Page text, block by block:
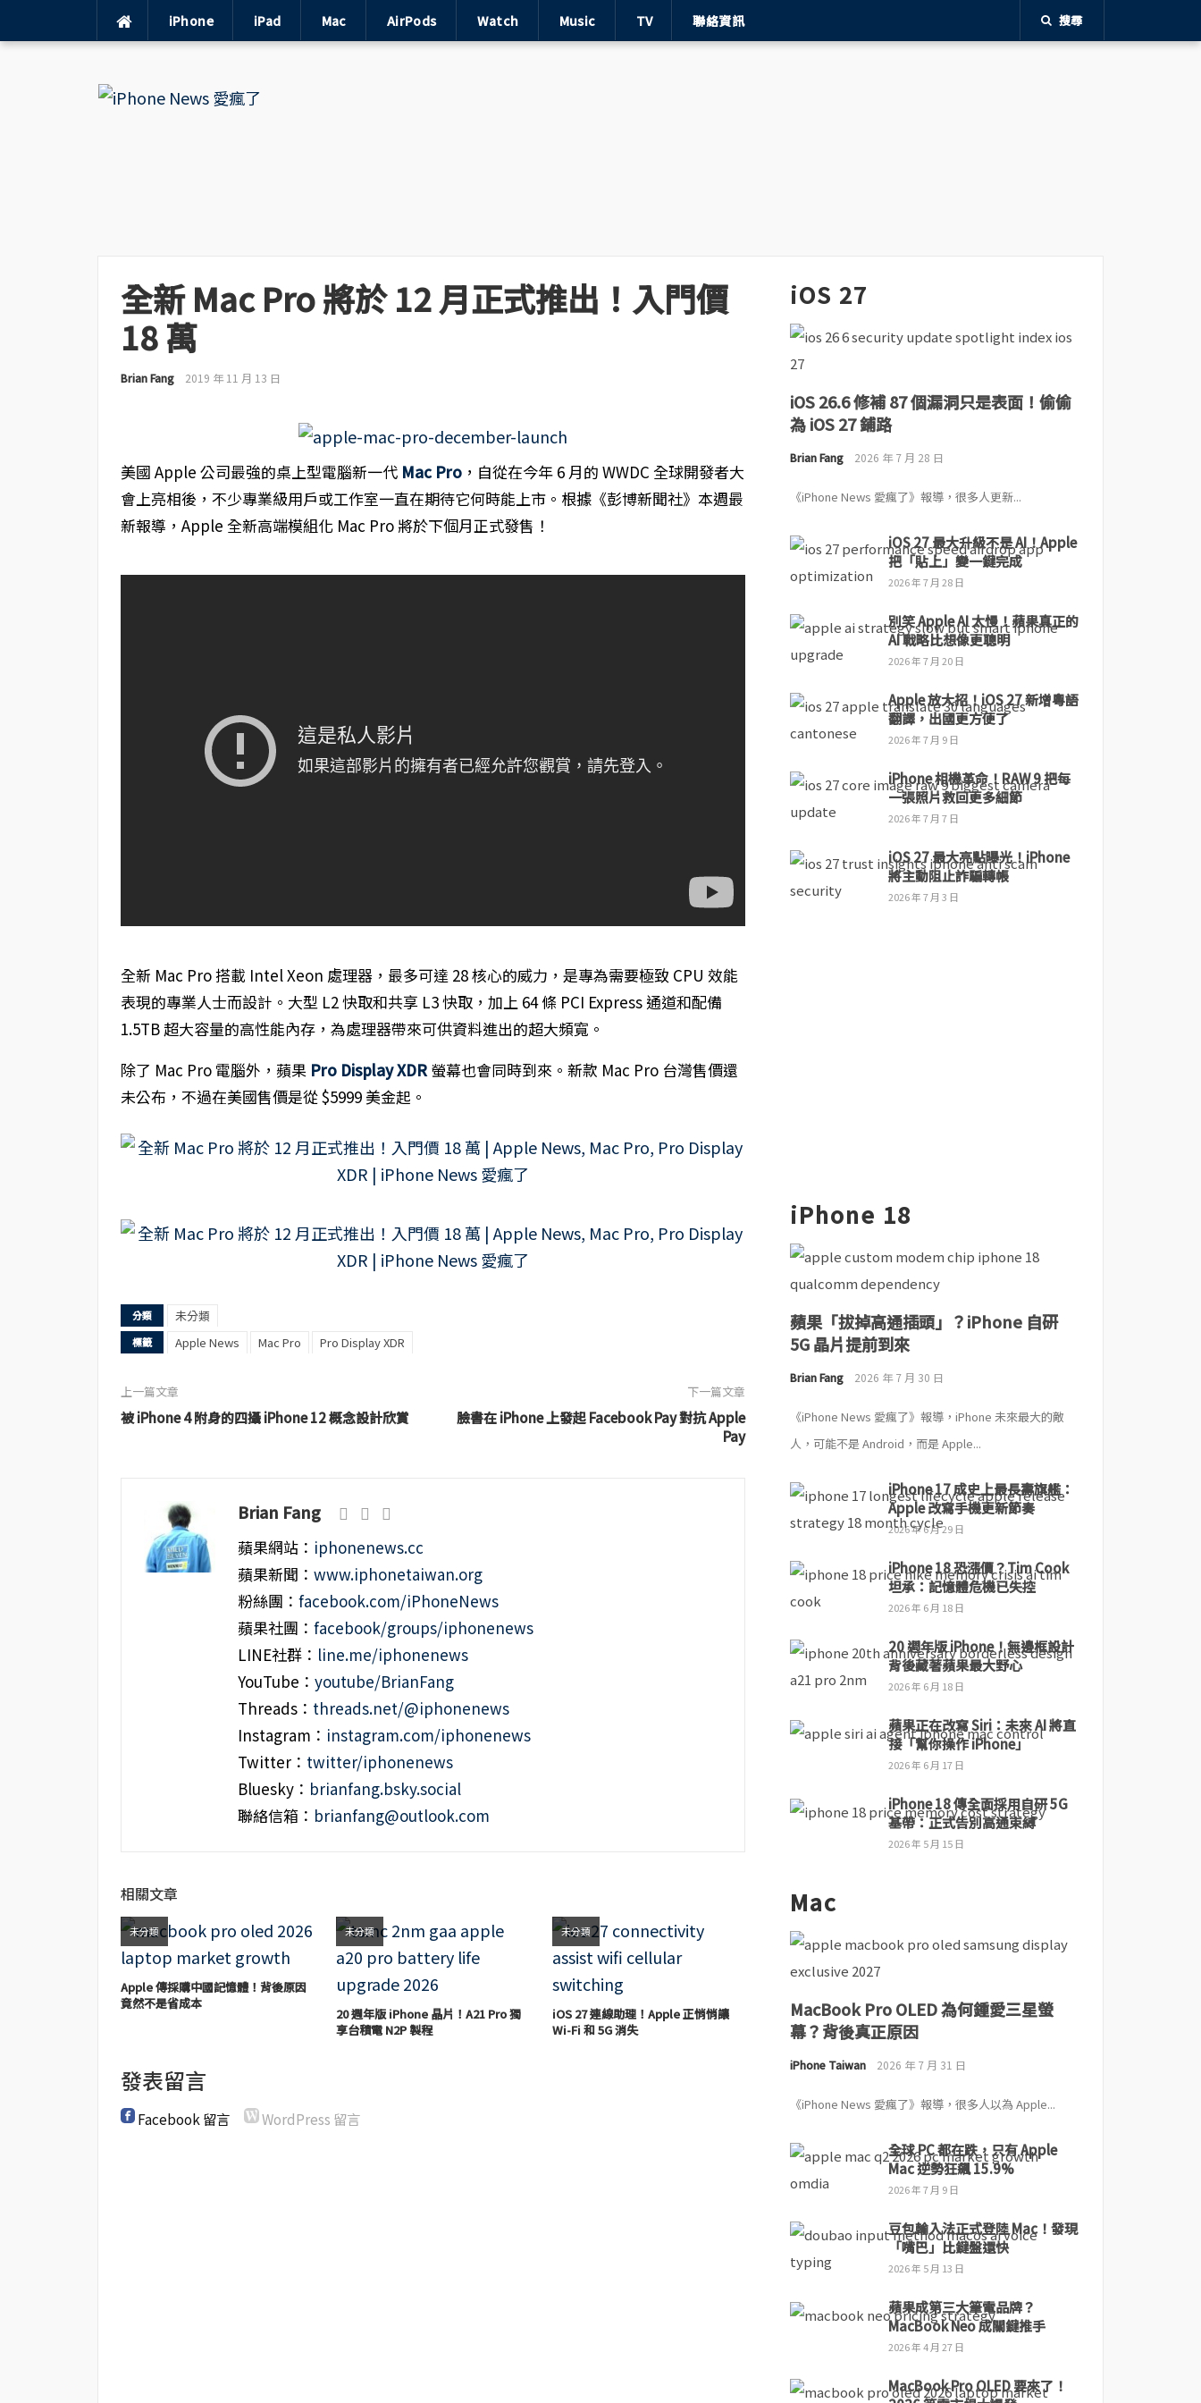
iPhone iPad Mac AirPods Watch Music TV 聯絡資訊 搜尋
全新 Mac Pro 將於 12 月正式推出！入門價
18 萬
Brian Fang 2019 年 11 月 13 日
美國 Apple 公司最強的桌上型電腦新一代 Mac Pro，自從在今年 6 月的 WWDC 全球開發者大
會上亮相後，不少專業級用戶或工作室一直在期待它何時能上市。根據《彭博新聞社》本週最
新報導，Apple 全新高端模組化 Mac Pro 將於下個月正式發售！
全新 Mac Pro 搭載 Intel Xeon 處理器，最多可達 28 核心的威力，是專為需要極致 CPU 效能
表現的專業人士而設計。大型 L2 快取和共享 L3 快取，加上 64 條 PCI Express 通道和配備
1.5TB 超大容量的高性能內存，為處理器帶來可供資料進出的超大頻寬。
除了 Mac Pro 電腦外，蘋果 Pro Display XDR螢幕也會同時到來。新款 Mac Pro 台灣售價還
未公布，不過在美國售價是從 $5999 美金起。
分類 未分類
標籤 Apple News Mac Pro Pro Display XDR
上一篇文章
被 iPhone 4 附身的四攝 iPhone 12 概念設計欣賞
下一篇文章
臉書在 iPhone 上發起 Facebook Pay 對抗 Apple
Pay
Brian Fang
蘋果網站： iphonenews.cc
蘋果新聞： www.iphonetaiwan.org
粉絲團： facebook.com/iPhoneNews
蘋果社團： facebook/groups/iphonenews
LINE社群： line.me/iphonenews
YouTube： youtube/BrianFang
Threads： threads.net/@iphonenews
Instagram： instagram.com/iphonenews
Twitter： twitter/iphonenews
Bluesky： brianfang.bsky.social
聯絡信箱： brianfang@outlook.com
相關文章
未分類
Apple 傳採購中國記憶體！背後原因
竟然不是省成本
未分類
20 週年版 iPhone 晶片！A21 Pro 獨
享台積電 N2P 製程
未分類
iOS 27 連線助理！Apple 正悄悄讓
Wi-Fi 和 5G 消失
發表留言
Facebook 留言 WordPress 留言
iOS 27
iOS 26.6 修補 87 個漏洞只是表面！偷偷
為 iOS 27 鋪路
Brian Fang 2026 年 7 月 28 日
《iPhone News 愛瘋了》報導，很多人更新...
iOS 27 最大升級不是 AI！Apple
把「貼上」變一鍵完成
2026 年 7 月 28 日
別笑 Apple AI 太慢！蘋果真正的
AI 戰略比想像更聰明
2026 年 7 月 20 日
Apple 放大招！iOS 27 新增粵語
翻譯，出國更方便了
2026 年 7 月 9 日
iPhone 相機革命！RAW 9 把每
一張照片救回更多細節
2026 年 7 月 7 日
iOS 27 最大亮點曝光！iPhone
將主動阻止詐騙轉帳
2026 年 7 月 3 日
iPhone 18
蘋果「拔掉高通插頭」？iPhone 自研
5G 晶片提前到來
Brian Fang 2026 年 7 月 30 日
《iPhone News 愛瘋了》報導，iPhone 未來最大的敵
人，可能不是 Android，而是 Apple...
iPhone 17 成史上最長壽旗艦：
Apple 改寫手機更新節奏
2026 年 6 月 29 日
iPhone 18 恐漲價？Tim Cook
坦承：記憶體危機已失控
2026 年 6 月 18 日
20 週年版 iPhone！無邊框設計
背後藏著蘋果最大野心
2026 年 6 月 18 日
蘋果正在改寫 Siri：未來 AI 將直
接「幫你操作 iPhone」
2026 年 6 月 17 日
iPhone 18 傳全面採用自研 5G
基帶：正式告別高通束縛
2026 年 5 月 15 日
Mac
MacBook Pro OLED 為何鍾愛三星螢
幕？背後真正原因
iPhone Taiwan 2026 年 7 月 31 日
《iPhone News 愛瘋了》報導，很多人以為 Apple...
全球 PC 都在跌，只有 Apple
Mac 逆勢狂飆 15.9%
2026 年 7 月 9 日
豆包輸入法正式登陸 Mac！發現
「嘴巴」比鍵盤還快
2026 年 5 月 13 日
蘋果成第三大筆電品牌？
MacBook Neo 成關鍵推手
2026 年 4 月 27 日
MacBook Pro OLED 要來了！